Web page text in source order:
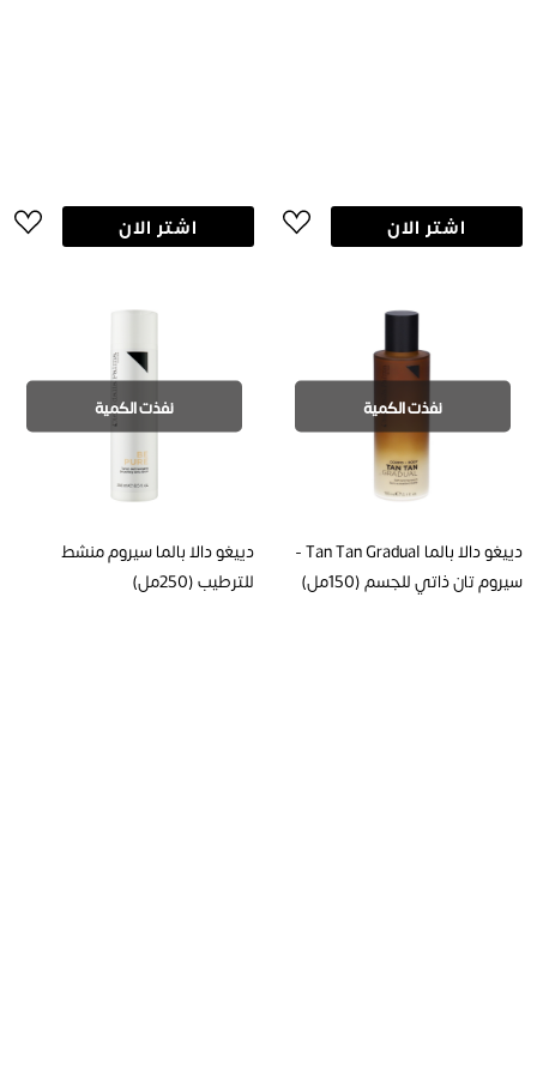
اشتر الان اشتر الان
نفذت الكمية
دييغو دالا بالما Tan Tan Gradual -
سيروم تان ذاتي للجسم (150مل)
نفذت الكمية
دييغو دالا بالما سيروم منشط
للترطيب (250مل)